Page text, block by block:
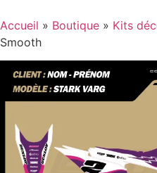
Accueil » Boutique » Kits
Smooth